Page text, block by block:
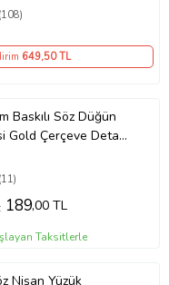
(108)
649,50 TL
Baskılı Söz Düğün
Gold Çerçeve Detaylı
(11)
189,00 TL
Taksitlerle
Nişan Yüzük